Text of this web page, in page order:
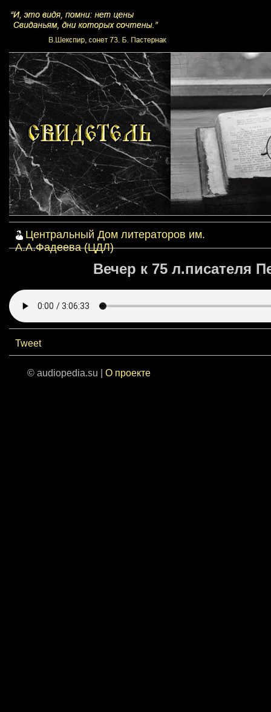
Центральный Дом литераторов им.
А.А.Фадеева (ЦДЛ)
Вечер к 75 л.писателя
Tweet
© audiopedia.su | О проекте